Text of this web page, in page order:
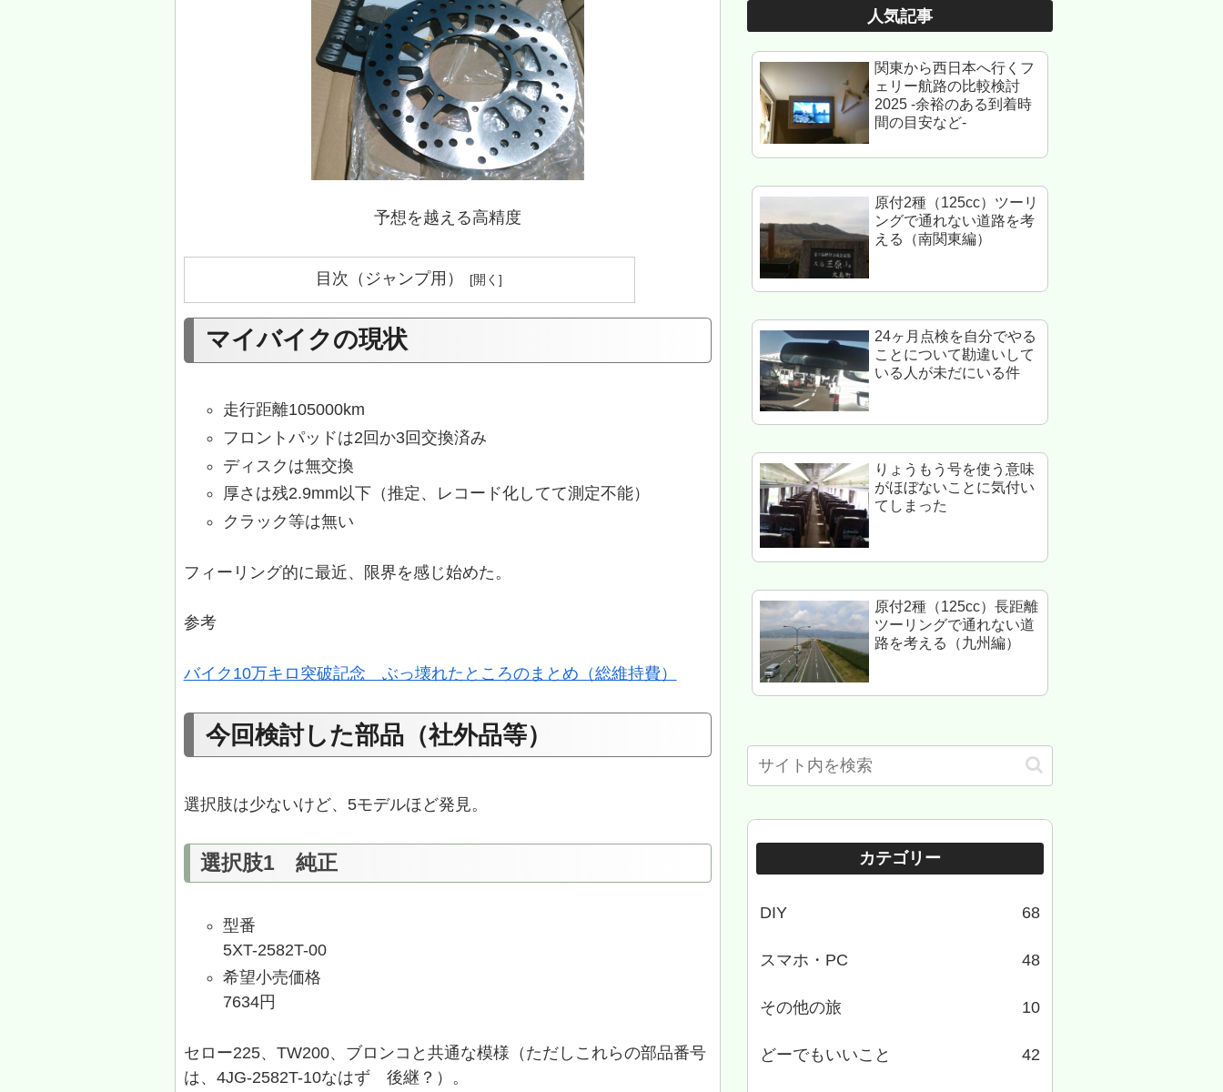
予想を越える高精度
目次（ジャンプ用）
マイバイクの現状
走行距離105000km
フロントパッドは2回か3回交換済み
ディスクは無交換
厚さは残2.9mm以下（推定、レコード化してて測定不能）
クラック等は無い
フィーリング的に最近、限界を感じ始めた。
参考
バイク10万キロ突破記念 ぶっ壊れたところのまとめ（総維持費）
今回検討した部品（社外品等）
選択肢は少ないけど、5モデルほど発見。
選択肢1 純正
型番
5XT-2582T-00
希望小売価格
7634円
セロー225、TW200、ブロンコと共通な模様（ただしこれらの部品番号
は、4JG-2582T-10なはず 後継？）。
人気記事
関東から西日本へ行くフ
ェリー航路の比較検討
2025 -余裕のある到着時
間の目安など-
原付2種（125cc）ツーリ
ングで通れない道路を考
える（南関東編）
24ヶ月点検を自分でやる
ことについて勘違いして
いる人が未だにいる件
りょうもう号を使う意味
がほぼないことに気付い
てしまった
原付2種（125cc）長距離
ツーリングで通れない道
路を考える（九州編）
カテゴリー
DIY 68
スマホ・PC 48
その他の旅 10
どーでもいいこと 42